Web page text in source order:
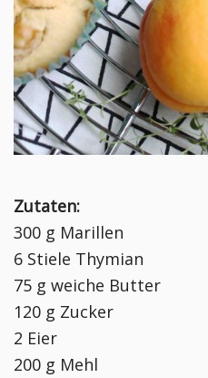
Zutaten:
300 g Marillen
6 Stiele Thymian
75 g weiche Butter
120 g Zucker
2 Eier
200 g Mehl